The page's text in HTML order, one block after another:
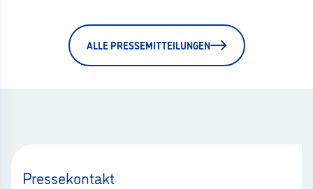
ALLE PRESSEMITTEILUNGEN
Pressekontakt